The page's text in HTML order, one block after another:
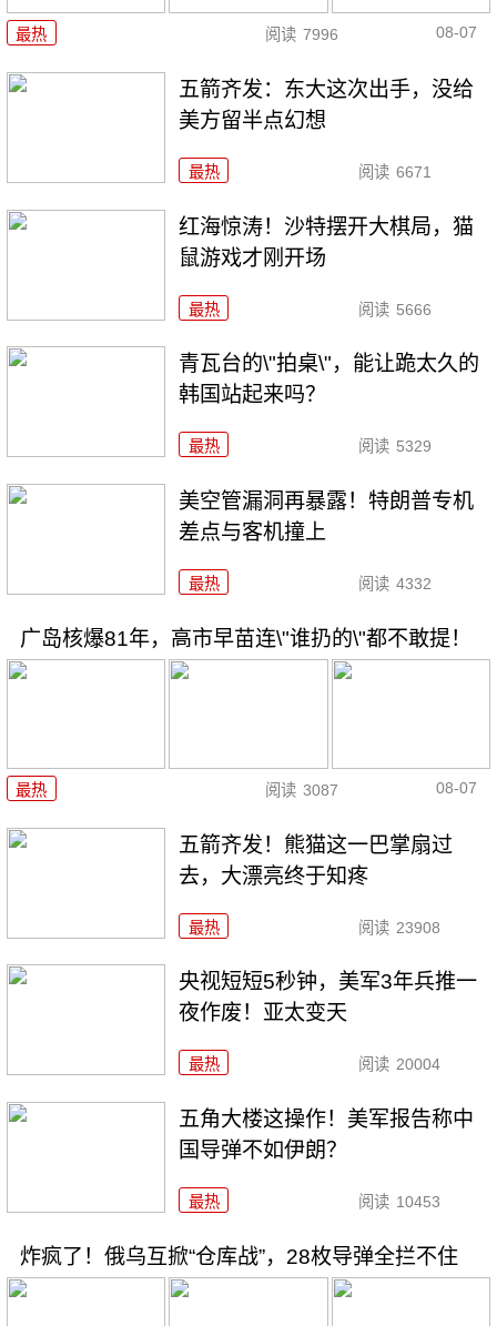
最热 阅读 7996 08-07
五箭齐发：东大这次出手，没给
美方留半点幻想
最热 阅读 6671
红海惊涛！沙特摆开大棋局，猫
鼠游戏才刚开场
最热 阅读 5666
青瓦台的\"拍桌\"，能让跪太久的
韩国站起来吗？
最热 阅读 5329
美空管漏洞再暴露！特朗普专机
差点与客机撞上
最热 阅读 4332
广岛核爆81年，高市早苗连\"谁扔的\"都不敢提！
最热 阅读 3087 08-07
五箭齐发！熊猫这一巴掌扇过
去，大漂亮终于知疼
最热 阅读 23908
央视短短5秒钟，美军3年兵推一
夜作废！亚太变天
最热 阅读 20004
五角大楼这操作！美军报告称中
国导弹不如伊朗？
最热 阅读 10453
炸疯了！俄乌互掀“仓库战”，28枚导弹全拦不住